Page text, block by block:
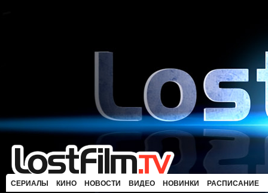
СЕРИАЛЫ КИНО НОВОСТИ ВИДЕО НОВИНКИ РАСПИСАНИЕ